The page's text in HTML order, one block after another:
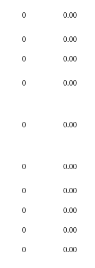
0 0.00
0
0.00
0
0.00
0 0.00
0 0.00
0 0.00
0
0.00
0
0.00
0
0.00
0
0.00